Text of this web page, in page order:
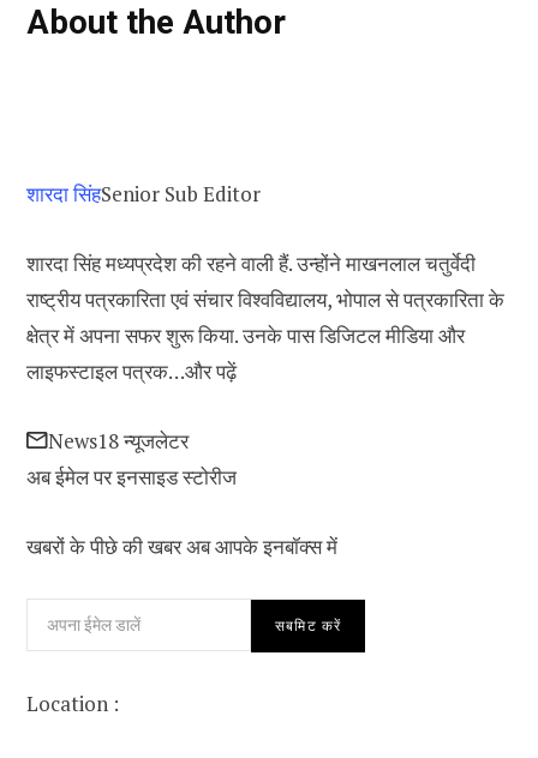
About the Author
शारदा सिंहSenior Sub Editor
शारदा सिंह मध्यप्रदेश की रहने वाली हैं. उन्होंने माखनलाल चतुर्वेदी
राष्ट्रीय पत्रकारिता एवं संचार विश्वविद्यालय, भोपाल से पत्रकारिता के
क्षेत्र में अपना सफर शुरू किया. उनके पास डिजिटल मीडिया और
लाइफस्टाइल पत्रक…और पढ़ें
News18 न्यूजलेटर
अब ईमेल पर इनसाइड स्‍टोर‍ीज
खबरों के पीछे की खबर अब आपके इनबॉक्‍स में
सबमिट करें
Location :